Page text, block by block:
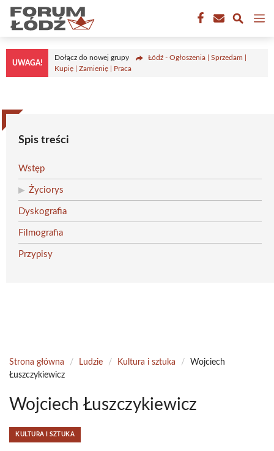
Przejdź
treści
UWAGA!
Dołącz do nowej grupy
Łódź - Ogłoszenia | Sprzedam |
Kupię | Zamienię | Praca
Spis treści
Wstęp
Życiorys
Dyskografia
Filmografia
Przypisy
Strona główna / Ludzie / Kultura i sztuka /
Wojciech
Łuszczykiewicz
Wojciech Łuszczykiewicz
KULTURA I SZTUKA